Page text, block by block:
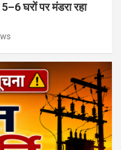
घरों पर मंडरा रहा